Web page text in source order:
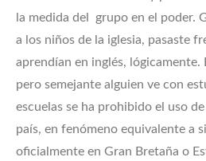
la medida del grupo en el poder.
a los niños de la iglesia, pasaste
aprendían en inglés,
pero semejante alguien ve con
escuelas se ha prohibido el uso
país, en fenómeno equivalente a
oficialmente en Gran Bretaña o